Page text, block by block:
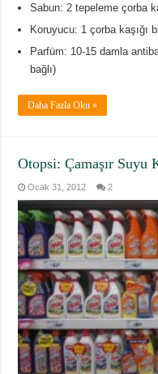
Sabun: 2 tepeleme çorba
Koruyucu: 1 çorba kaşığı
Parfüm: 10-15 damla
bağlı)
Daha Fazla Oku »
Otopsi: Çamaşır Suyu
Ocak 31, 2012 2